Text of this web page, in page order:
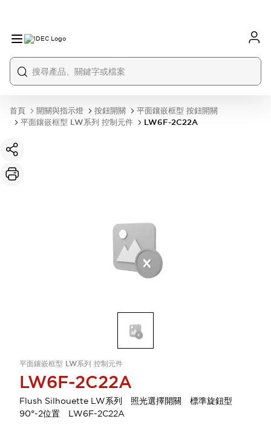
首頁 開關與指示燈 按鈕開關
平面鑲嵌框型 按鈕開關
平面鑲嵌框型 LW系列 控制元件
LW6F-2C22A
平面鑲嵌框型 LW系列 控制元件
LW6F-2C22A
Flush Silhouette LW系列 照光選擇開關 標準旋鈕型
90°-2位置 LW6F-2C22A